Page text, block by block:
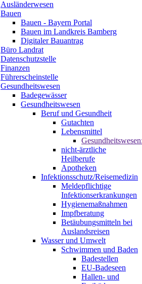
Ausländerwesen
Bauen
Bauen - Bayern Portal
Bauen im Landkreis Bamberg
Digitaler Bauantrag
Büro Landrat
Datenschutzstelle
Finanzen
Führerscheinstelle
Gesundheitswesen
Badegewässer
Gesundheitswesen
Beruf und Gesundheit
Gutachten
Lebensmittel
nicht-ärztliche
Heilberufe
Apotheken
Infektionsschutz/Reisemedizin
Meldepflichtige
Infektionserkrankungen
Hygienemaßnahmen
Impfberatung
Betäubungsmitteln bei
Auslandsreisen
Wasser und Umwelt
Schwimmen und Baden
Badestellen
EU-Badeseen
Hallen- und